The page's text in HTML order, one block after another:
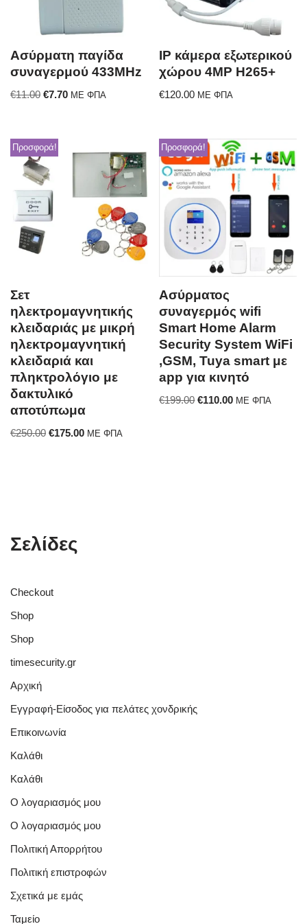
Ασύρματη παγίδα
συναγερμού 433ΜΗz
€11.00 €7.70 ΜΕ ΦΠΑ
IP κάμερα εξωτερικού
χώρου 4MP H265+
€120.00 ΜΕ ΦΠΑ
Προσφορά!
Σετ
ηλεκτρομαγνητικής
κλειδαριάς με μικρή
ηλεκτρομαγνητική
κλειδαριά και
πληκτρολόγιο με
δακτυλικό
αποτύπωμα
€250.00 €175.00 ΜΕ ΦΠΑ
Προσφορά!
Ασύρματος
συναγερμός wifi
Smart Home Alarm
Security System WiFi
,GSM, Tuya smart με
app για κινητό
€199.00 €110.00 ΜΕ ΦΠΑ
Σελίδες
Checkout
Shop
Shop
timesecurity.gr
Αρχική
Εγγραφή-Είσοδος για πελάτες χονδρικής
Επικοινωνία
Καλάθι
Καλάθι
Ο λογαριασμός μου
Ο λογαριασμός μου
Πολιτική Απορρήτου
Πολιτική επιστροφών
Σχετικά με εμάς
Ταμείο